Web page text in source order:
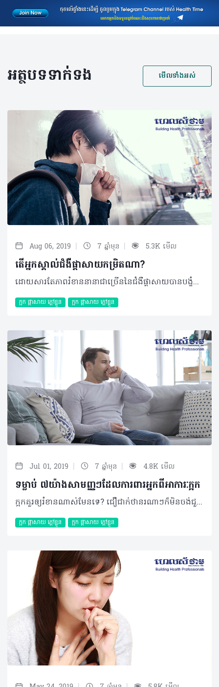
អត្ថបទទាក់ទង មើលទាំងអស់
Aug 06, 2019 | 7 ឆ្នាំមុន | 5.3K មើល
តើអ្នកស្គាល់ជំងឺផ្ដាសាយកម្រិតណា?​
ដោយសារតែភាពរំខាននានាជាច្រើននៃជំងឺផ្ដាសាយបានបង្ខំឲ្យអ្នកជំងឺមួយចំនួនសម្រេចចិត្តសម្រាកនៅផ្ទះ ជាជាងការចេញទៅក្រៅ ឬបំពេញការងារផ្សេងៗ ដោយរង់ចាំឲ្យស្ថានភាពជំងឺបានប្រសើរឡើងវិញជាមុនសិន។ ជាក់ស្ដែង ផ្ដាសាយអាចចាត់ទុកបានជាជំងឺសាមញ្ញ តែអ្នកប្រហែលមិនដឹងទេថាវាអាចមានភាពស្មុគស្មាញ និងអាថ៌កំបាំងដែលអ្នកមិនធ្លាប់បានដឹង។ ក្នុងករណីលេចចេញសញ្ញាសាមញ្ញដូចជា ហៀរសម្បោរ ក្ដៅខ្លួន ឬស្ងួតបំពង់ក នោះអាចបញ្ជាក់បានថាអ្នកកំពុងរងការវាយលុកពីជំងឺផ្ដាសាយ។ ជាធម្មតាអាការៈផ្ដាសាយទាំងនោះអាចនឹងមានភាពធូរស្បើយ និងធ្វើឲ្យអ្នកមានអារម្មណ៍ប្រសើរឡើងវិញបន្ទាប់ពីរយៈពេល ២ ទៅ ៣ថ្ងៃក្រោយ។ លក្ខណៈជំងឺផ្តាសាយ វាជាជំងឺមួយដែលបណ្តាលមកពីការចម្លងរោគដ៏តូចមួយដែលគេហៅថា វីរុស។ ជំងឺផ្តាសាយបណ្ដាលមកពីវីរុសជាង ២០០ ប្រភេទ ប៉ុន្តែជំងឺទូទៅ និងបង្កឡើងញឹកញាប់បំផុតគឺពពួក Rhinovirus ដែលទទួលខុសត្រូវយ៉ាងហោចណាស់ ៥០% នៃជំងឺផ្តាសាយ។ វីរុសផ្សេងៗទៀតដែលអាចបង្កឲ្យមានជំងឺផ្តាសាយ រួមមានមេរោគ Coronavirus, Respiratory syncytial virus, Parainfluenza និងជំងឺគ្រុនផ្តាសាយ។ នៅពេលមេរោគទាំងនោះឆ្លងតាមរយៈច្រមុះ និងបំពង់ក ប្រព័ន្ធការពាររាងកាយរបស់អ្នកនឹងធ្វើការប្រឆាំងជាមួយការចម្លងនោះដោយបង្កើតបានជាការរលាកនិងមានសម្បោរហើយអ្នកជំងឺថែមទាំងអាចមានអាការៈអស់កម្លាំង ឬល្ហិតល្ហៃទៀតផង។ ការចម្លង វីរុសផ្តាសាយអាចឆ្លងចូលក្នុងខ្លួនរបស់អ្នកតាមរយៈមាត់ ភ្នែក ច្រមុះ ឬបំពង់ក។ វីរុសអាចរាលដាលតាមរយៈតំណក់តូចៗនៅលើអាកាសនៅពេលមនុស្សម្នាក់ក្អកបន្ទាប់មកធ្វើការរីករាលដាលទៅកាន់មនុស្សម្នាក់ទៀតបានយ៉ាងងាយ។ ជំងឺនេះក៏អាចឆ្លងតាមការប៉ះពាល់ផ្ទាល់ដៃជាមួយអ្នកជំងឺ ឬដោយការចែករំលែកវត្ថុកខ្វក់ដូចជាឧបករណ៍ប្រើប្រាស់ កន្សែងឧបករណ៍ក្មេងលេង ឬទូរស័ព្ទ។ល។ រោគសញ្ញាជំងឺផ្តាសាយ រោគសញ្ញានៃជំងឺផ្តាសាយជាធម្មតានឹងកើតមានឡើងពី ១ថ្ងៃទៅ ៣ថ្ងៃបន្ទាប់ពីការប៉ះពាល់នឹងវីរុសដែលបង្កឲ្យមានជំងឺផ្តាសាយ។ រោគសញ្ញាអាចប្រែប្រួលពីមនុស្សម្នាក់ទៅម្នាក់ ដែលជាទូទៅរោគសញ្ញាទាំងនោះមានដូចជា៖ • ឈឺក • ហៀរសម្បោរ ឬតឹងច្រមុះ • ក្អក • កណ្តាស់ • ឈឺក្បាល ឬឈឺខ្លួន។ ចំណែករោគសញ្ញាធ្ងន់ធ្ងរអាចមានដូចជា គ្រុនក្តៅឬឈឺសាច់ដុំ ដែលអាចជាសញ្ញាជំងឺផ្តាសាយធ្ងន់ (Flu) ជាជាងជំងឺផ្តាសាយធម្មតាហើយមនុស្សភាគច្រើននឹងមានភាពប្រសើរឡើងវិញក្នុងរយៈពេល ៧ ទៅ ១០ថ្ងៃ។ អត្ថបទ៖​ ដកស្រង់ចេញពីទស្សនាវដ្ដី ហេលស៍ថាម ប្រូ លេខ ៨០ 2019 រក្សាសិទ្ធិគ្រប់យ៉ាង​ដោយ Healthtime Corporation ចំពោះគ្រប់អត្ថបទដោយគ្មានផ្នែកណាមួយត្រូវបោះពុម្ពផ្សាយចូលប្រព័ន្ធអុីនធឺណែតឧបករណ៍អេឡិចត្រូនិកអាត់ជាសំឡេងឬថតចំលងគ្រប់រូបភាពដោយគ្មានការអនុញ្ញាតឡើយ
ក្អក ផ្តាសាយ ក្តៅខ្លួន ក្អក ផ្តាសាយ ក្តៅខ្លួន
Jul 01, 2019 | 7 ឆ្នាំមុន | 4.8K មើល
ទម្លាប់ ៧យ៉ាងសាមញ្ញៗដែលការពារអ្នកពីអាការៈក្អក
ក្អកគួរឲ្យរំខានណាស់មែនទេ? ជឿជាក់ថានរណាៗក៏មិនចង់ជួបបញ្ហានេះដែរ! ហេតុនេះអត្ថបទខាងក្រោមនឹងបង្ហាញអ្នកពីមូលហេតុនិងវិធីសាស្រ្តការពារខ្លួនងាយៗដែលអាចអនុវត្តឲ្យក្លាយជាទម្លាប់បាន។ អ្វីខ្លះជាកត្តាជំរុញឲ្យក្អក? ក្អកជារេផ្លិចដ៏សំខាន់មួយដែលកើតឡើងរាល់ពេលមានការរំខាននានាដល់ដំណើរការរបស់ប្រព័ន្ធដង្ហើម។ ជាក់ស្តែង វាអាចបណ្តាលមកពី៖ + ការជក់បារី៖ សារធាតុគីមីដែលមានក្នុងបារីអាចរំខាន និងបំផ្លាញកោសិកាសួតយ៉ាងធ្ងន់ធ្ងរ។ ការជក់បារីរយៈពេលយូរអាចបណ្តាលឲ្យសួតបង្កើតជាសារធាតុរំអិលយ៉ាងច្រើន ជាហេតុធ្វើឲ្យមានក្អកស្លេស្មជាប្រចាំ + កត្តាអាល្លែកហ្សុី៖ អាការៈនេះអាចកើតឡើងចំពោះបុគ្គលមួយចំនួនតូចដែលជាទូទៅ លម្អងផ្កា រោមសត្វ ជាកត្តាប្រឈមដែលកើតមានឡើងជាញឹកញាប់ + សារធាតុរំខានដែលមានក្នុងបរិស្ថាន៖ មានសារធាតុរំខានជាច្រើនដែលមានក្នុងបរិយាកាស និងនៅក្នុងផ្ទះ ដូចជាផ្សែង អ័ព្ទក៏អាចជះឥទ្ធិពលបានផងដែរ + ជំងឺផ្លូវដង្ហើមរ៉ាំរ៉ៃ៖ ការបង្ករោគដោយពពួកបាក់តេរី មួយចំនួន ព្រមទាំងជំងឺហឺតជាកត្តាចម្បងដែលបណ្តាលឲ្យមានជំងឺផ្លូវដង្ហើមរ៉ាំរ៉ៃ ដែលអាចមានដូចជាជំងឺស្ទះផ្លូវដង្ហើមរ៉ាំរ៉ៃ (COPD) ជំងឺក្រិនសួត (Pulmonary fibrosis) ជាដើម + ខ្យល់ពុល៖ ការរស់នៅក្នុងទីក្រុង ចរាចរណ៍មមាញឹក តំបន់ជិតរោងចក្រសុទ្ធតែអាចបង្កជាហានិភ័យខ្ពស់ប៉ះពាល់ដល់សុខភាពផ្លូវដង្ហើមដែលអ្នកអាចមើលរំលង។ ការពារបានយ៉ាងណាខ្លះ? ជាការពិត អ្នកនៅតែអាចការពារខ្លួនបានយ៉ាងប្រសើរក្នុងការទប់ទល់ពីបញ្ហាក្អកតាមរយៈការយល់ដឹងអំពីមូលហេតុបង្កចម្បងៗដែលបានរៀបរាប់ខាងលើដោយវិធីសាស្ត្រ ៧យ៉ាងសាមញ្ញៗមានដូចជា៖ ១. បញ្ឈប់ការជក់បារី បន្តិចម្តងៗតាមតែអាចធ្វើបាន ២. ប្រសិនជាអាច អ្នកគួរព្យាយាមជ្រើសរើសកន្លែងការងារណាដែលមិនប៉ះពាល់ដល់ផ្លូវដង្ហើម ៣. បន្ទប់គួរមានសំណើមជានិច្ច ៤. ព្យាយាមសង្កេត និងការពារខ្លួនពីកត្តាបង្កអាល្លែកហ្សុីមួយចំនួនដែលអ្នកធ្លាប់ប្រទះ ដែលអាចមានជាប្រភេទអាហារ លម្អងផ្កា រោមសត្វជាដើម។ គួរបញ្ជាក់ថា អ្នកអាចប្រើប្រាស់ថ្នាំប្រឆាំងអាល្លែកហ្សុីជាមុន នៅរាល់ពេលដែលអ្នកគិតថាអ្នកអាចប៉ះជាមួយកត្តាប្រឈមទាំងនោះ ៥. ប្រសិនបើអ្នកកំពុងមានជំងឺហឺត សូមព្យាយាមគ្រប់គ្រងជំងឺនេះឲ្យបានត្រឹមត្រូវតាមការណែនាំរបស់គ្រូពេទ្យ ៦. លាងដៃឲ្យបានស្អាត និងញឹកញាប់ ដើម្បីចៀសវាងការបង្ករោគ ៧. រក្សាប្រព័ន្ធការពាររាងកាយឲ្យនៅមានសុខភាពល្អជានិច្ច តាមរយៈការទទួលទានរបបអាហារត្រឹមត្រូវ សម្បូរសារធាតុចិញ្ចឹម បន្លែ ផ្លែឈើ ដែលសម្បូរដោយវីតាមីន (វីតាមីន C និងវីតាមីនចម្រុះ) លំហាត់ប្រាណទៀងទាត់ សម្រាកឲ្យបានគ្រប់គ្រាន់ព្រមទាំងអនុវត្តការរស់នៅដែលមានអនាម័យ ដើម្បីគេចផុតពីការឆ្លងរោគនៅផ្លូវដង្ហើម។ គួររំឭកដែរថា ភាគច្រើននៃបញ្ហាក្អកគឺបណ្តាលមកពីជំងឺប្រព័ន្ធផ្លូវដង្ហើម ជាពិសេសគឺជំងឺផ្តាសាយ ជំងឺរលាកសួត និងជំងឺរបេងជាដើម ហេតុនេះសូមប្រុងប្រយ័ត្នជាមួយការឆ្លងរោគទាំងនោះ។ សម្រួលអាការៈនេះបែបណា? ការព្យាបាលអាស្រ័យទៅតាមមូលហេតុបង្ក ប៉ុន្តែក្នុងនោះអ្នកក៏អាចប្រើប្រាស់វិធីសាស្ត្រខាងក្រោមដើម្បីសម្រាលភាពរំខានដែលកើតមានឡើង៖ - ការលាយទឹកក្តៅឧណ្ហៗ ជាមួយក្រូចឆ្មារ និងទឹកឃ្មុំ - ការពិសាទឹកក្ដៅឧណ្ហៗ ជំនួសឲ្យការទទួលទានទឹកត្រជាក់ - ចៀសវាងការបរិភោគអាហារប្រៃ បំពង និងហឹរ - កាត់បន្ថយការទទួលទានគ្រឿងស្រវឹង - ប្រើប្រាស់ថ្នាំបំបាត់ក្អកដែលអាចរកទិញបាននៅតាមឱសថស្ថាន ជាមួយការណែនាំប្រើប្រាស់ត្រឹមត្រូវ។ រក្សាប្រព័ន្ធការពាររាងកាយឲ្យរឹងមាំជាមួយការបញ្ចៀសពីកត្តាអាល្លែកហ្សុីនានា ជាវិធីសាស្ត្រដ៏ប្រសើរក្នុងការការពារពីបញ្ហាក្អក។ អត្ថបទ៖ ដកស្រង់ចេញពីទស្សនាវដ្ដី ហេលស៍ថាម ប្រូ លេខ ៧៩ ©2019 រក្សាសិទ្ធិគ្រប់យ៉ាង​ដោយ Healthtime Corporation ចំពោះគ្រប់អត្ថបទដោយគ្មានផ្នែកណាមួយត្រូវបោះពុម្ពផ្សាយចូលប្រព័ន្ធអុីនធឺណែតឧបករណ៍អេឡិចត្រូនិកអាត់ជាសំឡេងឬថតចំលងគ្រប់រូបភាពដោយគ្មានការអនុញ្ញាតឡើយ
ក្អក ផ្តាសាយ ក្តៅខ្លួន ក្អក ផ្តាសាយ ក្តៅខ្លួន